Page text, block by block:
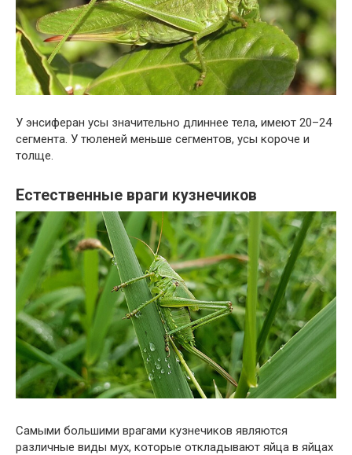
У энсиферан усы значительно длиннее тела, имеют 20–24
сегмента. У тюленей меньше сегментов, усы короче и
толще.
Естественные враги кузнечиков
Самыми большими врагами кузнечиков являются
различные виды мух, которые откладывают яйца в яйцах